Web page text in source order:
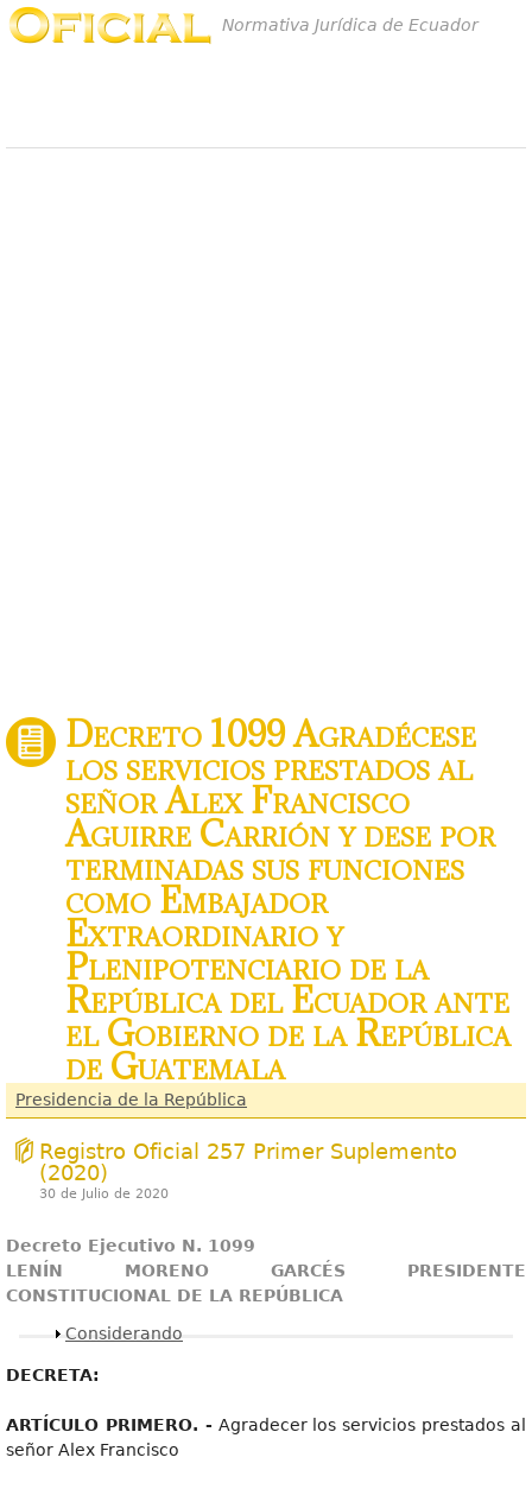
Normativa Jurídica de Ecuador
Decreto 1099 Agradécese
los servicios prestados al
señor Alex Francisco
Aguirre Carrión y dese por
terminadas sus funciones
como Embajador
Extraordinario y
Plenipotenciario de la
República del Ecuador ante
el Gobierno de la República
de Guatemala
Presidencia de la República
Registro Oficial 257 Primer Suplemento
(2020)
30 de Julio de 2020
Decreto Ejecutivo N. 1099
LENÍN MORENO GARCÉS PRESIDENTE
CONSTITUCIONAL DE LA REPÚBLICA
Mostrar
Considerando
DECRETA:
ARTÍCULO PRIMERO. - Agradecer los servicios prestados al
señor Alex Francisco